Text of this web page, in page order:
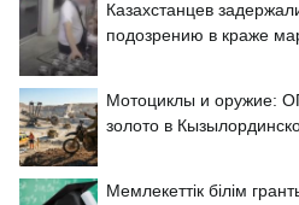
Казахстанцев
подозрению в краже
Мотоциклы и оружие:
золото в
Мемлекеттік білім